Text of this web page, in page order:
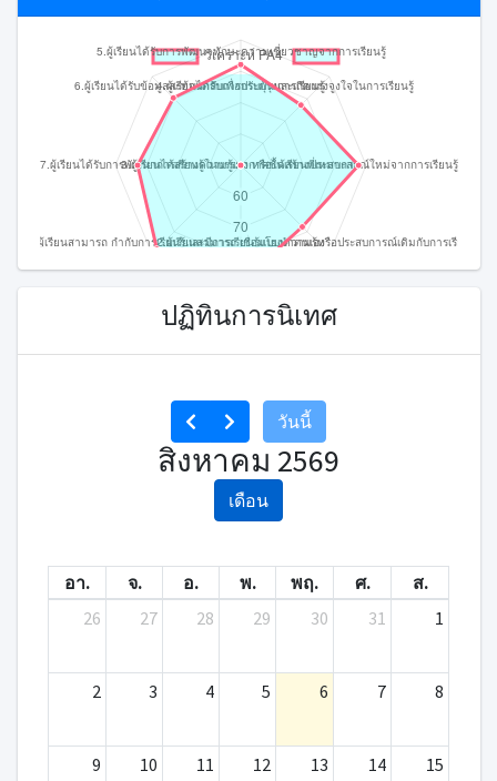
ปฏิทินการนิเทศ
วันนี้
สิงหาคม 2569
เดือน
อา. จ. อ. พ. พฤ. ศ.
ส.
26
27 28 29 30 31 1
2 3 4 5 6 7 8
9 10 11 12 13 14 15